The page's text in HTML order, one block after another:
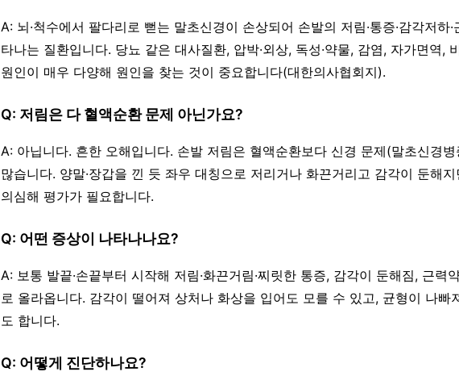
A: 뇌·척수에서 팔다리로 뻗는 말초신경이 손상되어 손발의 저림·통증·감각저하
타나는 질환입니다. 당뇨 같은 대사질환, 압박·외상, 독성·약물, 감염, 자가면역,
원인이 매우 다양해 원인을 찾는 것이 중요합니다(대한의사협회지).
Q: 저림은 다 혈액순환 문제 아닌가요?
A: 아닙니다. 흔한 오해입니다. 손발 저림은 혈액순환보다 신경 문제(말초신경
많습니다. 양말·장갑을 낀 듯 좌우 대칭으로 저리거나 화끈거리고 감각이 둔해
의심해 평가가 필요합니다.
Q: 어떤 증상이 나타나나요?
A: 보통 발끝·손끝부터 시작해 저림·화끈거림·찌릿한 통증, 감각이 둔해짐, 근력
로 올라옵니다. 감각이 떨어져 상처나 화상을 입어도 모를 수 있고, 균형이 나빠
도 합니다.
Q: 어떻게 진단하나요?